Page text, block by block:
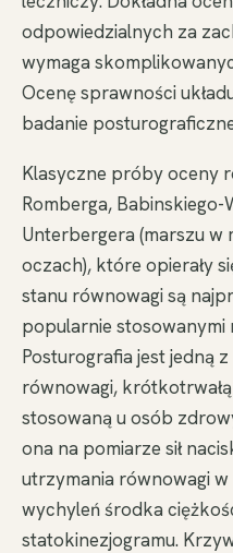
odpowiedzialnych za
wymaga
Ocenę sprawności
badanie
Klasyczne próby oceny
Romberga, Babinskiego-
Unterbergera (marszu w
oczach), które opierały
stanu równowagi są
popularnie stosowanymi
Posturografia jest jedną
równowagi,
stosowaną u osób
ona na pomiarze sił
utrzymania równowagi
wychyleń środka
statokinezjogramu.